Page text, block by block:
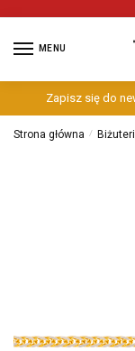
MENU
Zapisz się do
Strona główna /